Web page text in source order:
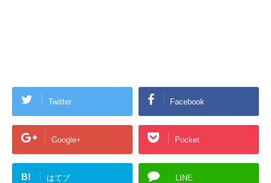
Twitter Facebook
Google+ Pocket
B! はてブ LINE